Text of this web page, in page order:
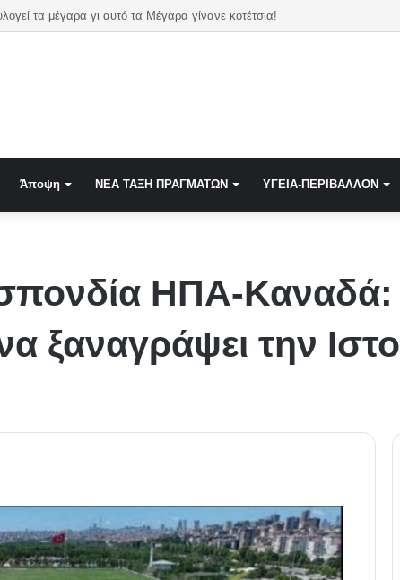
Άποψη NEA TAΞΗ ΠΡΑΓΜΑΤΩΝ ΥΓΕΙΑ-ΠΕΡΙΒΑΛΛΟΝ
ΗΠΑ-Καναδά:
ξαναγράψει την